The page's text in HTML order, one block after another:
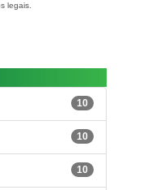
legais.
10
10
10